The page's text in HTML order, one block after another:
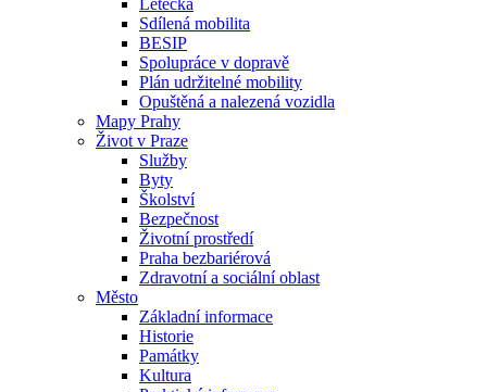
Letecká
Sdílená mobilita
BESIP
Spolupráce v dopravě
Plán udržitelné mobility
Opuštěná a nalezená vozidla
Mapy Prahy
Život v Praze
Služby
Byty
Školství
Bezpečnost
Životní prostředí
Praha bezbariérová
Zdravotní a sociální oblast
Město
Základní informace
Historie
Památky
Kultura